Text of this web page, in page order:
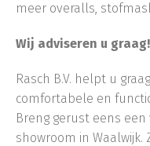
meer overalls,
Wij adviseren u graag!
Rasch B.V. helpt u
comfortabele en
Breng gerust eens
showroom in